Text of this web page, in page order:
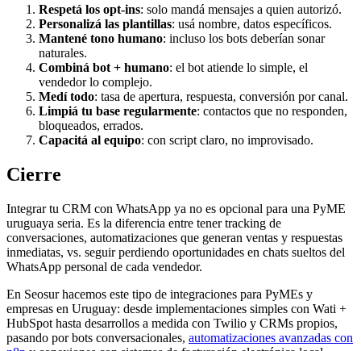
Respetá los opt-ins: solo mandá mensajes a quien autorizó.
Personalizá las plantillas: usá nombre, datos específicos.
Mantené tono humano: incluso los bots deberían sonar
naturales.
Combiná bot + humano: el bot atiende lo simple, el
vendedor lo complejo.
Medí todo: tasa de apertura, respuesta, conversión por canal.
Limpiá tu base regularmente: contactos que no responden,
bloqueados, errados.
Capacitá al equipo: con script claro, no improvisado.
Cierre
Integrar tu CRM con WhatsApp ya no es opcional para una PyME
uruguaya seria. Es la diferencia entre tener tracking de
conversaciones, automatizaciones que generan ventas y respuestas
inmediatas, vs. seguir perdiendo oportunidades en chats sueltos del
WhatsApp personal de cada vendedor.
En Seosur hacemos este tipo de integraciones para PyMEs y
empresas en Uruguay: desde implementaciones simples con Wati +
HubSpot hasta desarrollos a medida con Twilio y CRMs propios,
pasando por bots conversacionales, automatizaciones avanzadas con